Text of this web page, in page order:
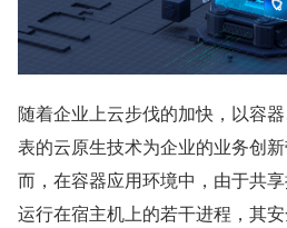
随着企业上云步伐的加快，以容
表的云原生技术为企业的业务创
而，在容器应用环境中，由于共
运行在宿主机上的若干进程，其